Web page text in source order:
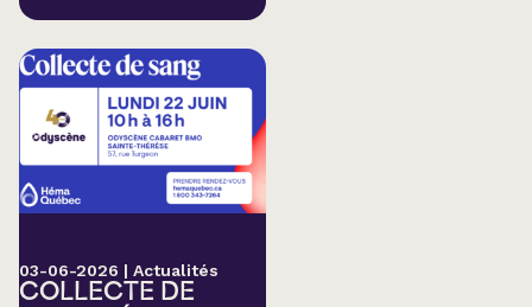
03-06-2026 | Actualités
COLLECTE DE